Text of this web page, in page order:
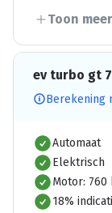
Toon
ev turbo gt
Berekening
Automaat
Elektrisch
Motor: 760
18%